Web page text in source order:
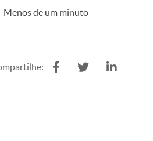
Menos de um minuto